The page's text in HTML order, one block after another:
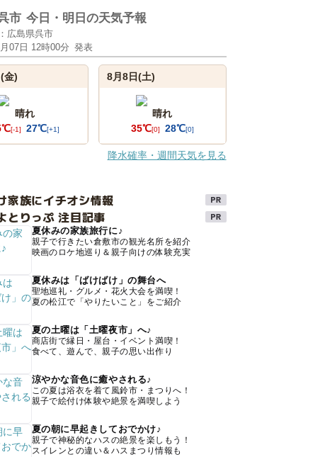
市 今日・明日の天気予報
広島県呉市
07日 12時00分 発表
金)
晴れ
[-1] 27℃[+1]
8月8日(土)
晴れ
35℃[0] 28℃[0]
降水確率・週間天気を見る
家族にイチオシ情報
とりっぷ 注目記事
夏休みの家族旅行に♪
親子で行きたい倉敷市の観光名所を紹介
映画のロケ地巡り＆親子向けの体験充実
夏休みは「ばけばけ」の舞台へ
聖地巡礼・グルメ・花火大会を満喫！
夏の松江で「やりたいこと」をご紹介
夏の土曜は「土曜夜市」へ♪
商店街で縁日・屋台・イベント満喫！
食べて、遊んで、親子の思い出作り
涼やかな音色に癒やされる♪
この夏は浴衣を着て風鈴市・まつりへ！
親子で絵付け体験や絶景を満喫しよう
夏の朝に早起きしておでかけ♪
親子で神秘的なハスの絶景を楽しもう！
スイレンとの違い＆ハスまつり情報も